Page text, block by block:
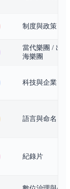
制度與政策
當代樂團 / 出
海樂團
科技與企業
語言與命名
紀錄片